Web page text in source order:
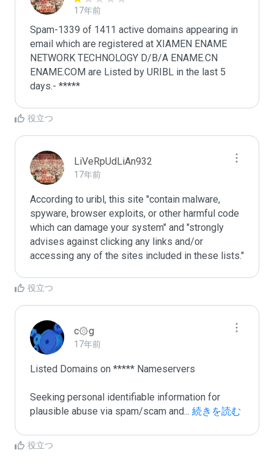
17年前
Spam-1339 of 1411 active domains appearing in
email which are registered at XIAMEN ENAME
NETWORK TECHNOLOGY D/B/A ENAME.CN
ENAME.COM are Listed by URIBL in the last 5
days.- *****
役立つ
LiVeRpUdLiAn932
17年前
According to uribl, this site "contain malware,
spyware, browser exploits, or other harmful code
which can damage your system" and "strongly
advises against clicking any links and/or
accessing any of the sites included in these lists."
役立つ
c۞g
17年前
Listed Domains on ***** Nameservers
Seeking personal identifiable information for
plausible abuse via spam/scam and... 続きを読む
役立つ